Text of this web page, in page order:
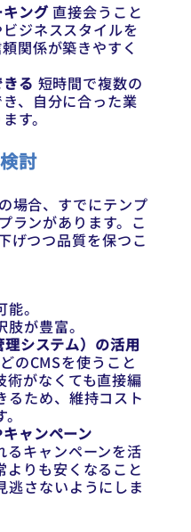
ング直接会うこと
ジネススタイルを
関係が築きやすく
る 短時間で複数の
、自分に合った業
す。
討
場合、すでにテンプ
ランがあります。こ
げつつ品質を保つこ
。
が豊富。
システム）の活用
のCMSを使うこと
術がなくても直接編
るため、維持コスト
ャンペーン
るキャンペーンを活
よりも安くなること
逃さないようにしま